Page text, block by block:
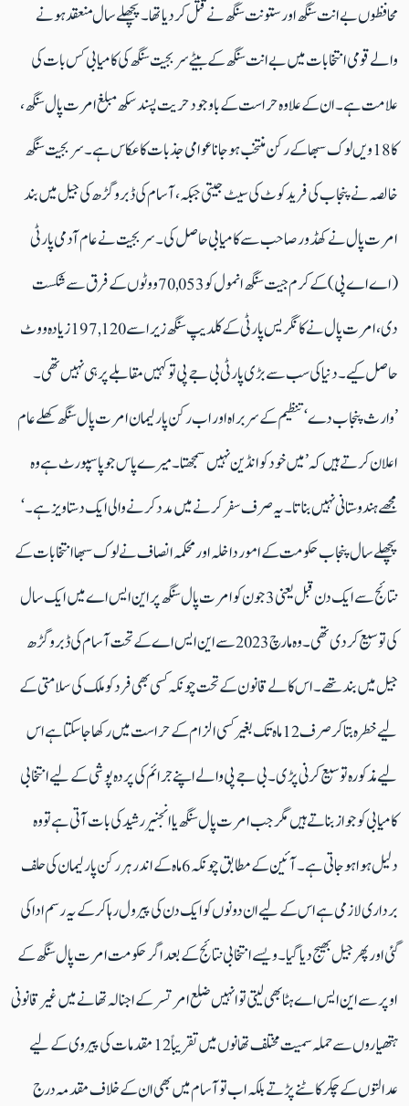
محافظوں بے انت سنگھ اور ستونت سنگھ نے قتل کر دیا تھا۔پچھلے سال منعقد ہونے
والے قومی انتخابات میں بے انت سنگھ کے بیٹے سربجیت سنگھ کی کامیابی کس بات کی
علامت ہے۔ ان کے علاوہ حراست کے باوجود حریت پسند سکھ مبلغ امرت پال سنگھ،
کا 18ویں لوک سبھا کے رکن منتخب ہوجانا عوامی جذبات کا عکاس ہے۔ سربجیت سنگھ
خالصہ نے پنجاب کی فرید کوٹ کی سیٹ جیتی جبکہ ، آسام کی ڈبرو گڑھ کی جیل میں بند
امرت پال نے کھڈور صاحب سے کامیابی حاصل کی۔ سربجیت نے عام آدمی پارٹی
(اے اے پی) کے کرم جیت سنگھ انمول کو 70,053 ووٹوں کے فرق سے شکست
دی، امرت پال نے کانگریس پارٹی کے کلدیپ سنگھ زیرا سے 197,120 زیادہ ووٹ
حاصل کیے ۔ دنیا کی سب سے بڑی پارٹی بی جے پی تو کہیں مقابلے پر ہی نہیں تھی۔
’وارث پنجاب دے‘ تنظیم کے سربراہ اور اب رکن پارلیمان امرت پال سنگھ کھلے عام
اعلان کرتے ہیں کہ ’میں خود کو انڈین نہیں سمجھتا۔ میرے پاس جو پاسپورٹ ہے وہ
مجھے ہندوستانی نہیں بناتا۔ یہ صرف سفر کرنے میں مدد کرنے والی ایک دستاویز ہے۔‘
پچھلے سال پنجاب حکومت کے امور داخلہ اور محکمہ انصاف نے لوک سبھا انتخابات کے
نتائج سے ایک دن قبل یعنی 3 جون کو امرت پال سنگھ پر این ایس اے میں ایک سال
کی توسیع کر دی تھی ۔وہ مارچ 2023 سے این ایس اے کے تحت آسام کی ڈبرو گڑھ
جیل میں بندتھے۔ اس کالے قانون کے تحت چونکہ کسی بھی فرد کو ملک کی سلامتی کے
لیے خطرہ بتا کر صرف 12 ماہ تک بغیر کسی الزام کے حراست میں رکھا جا سکتا ہےاس
لیے مذکورہ توسیع کرنی پڑی ۔ بی جے پی والے اپنے جرائم کی پردہ پوشی کے لیے انتخابی
کامیابی کو جواز بناتے ہیں مگر جب امرت پال سنگھ یا انجنیر رشید کی بات آتی ہے تو وہ
دلیل ہوا ہوجاتی ہے۔ آئین کے مطابق چونکہ 6 ماہ کے اندر ہر رکن پارلیمان کی حلف
برداری لازمی ہے اس کے لیے ان دونوں کو ایک دن کی پیرول رہا کرکے یہ رسم ادا کی
گئی اور پھر جیل بھیج دیا گیا۔ ویسے انتخابی نتائج کے بعد اگر حکومت امرت پال سنگھ کے
اوپر سے این ایس اے ہٹا بھی لیتی تو انہیں ضلع امرتسر کے اجنالہ تھانے میں غیر قانونی
ہتھیاروں سے حملہ سمیت مختلف تھانوں میں تقریباً 12 مقدمات کی پیروی کے لیے
عدالتوں کے چکر کاٹنے پڑتےبلکہ اب تو آسام میں بھی ان کے خلاف مقدمہ درج